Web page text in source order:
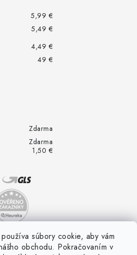
súbory cookie, aby vám
obchodu. Pokračovaním v
5,99 €
5,49 €
4,49 €
49 €
Zdarma
Zdarma
1,50 €